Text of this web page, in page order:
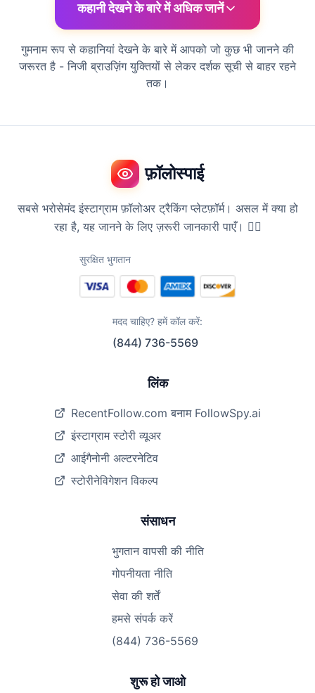
कहानी देखने के बारे में अधिक जानें
गुमनाम रूप से कहानियां देखने के बारे में आपको जो कुछ भी जानने की
जरूरत है - निजी ब्राउज़िंग युक्तियों से लेकर दर्शक सूची से बाहर रहने
तक।
फ़ॉलोस्पाई
सबसे भरोसेमंद इंस्टाग्राम फ़ॉलोअर ट्रैकिंग प्लेटफ़ॉर्म। असल में क्या हो
रहा है, यह जानने के लिए ज़रूरी जानकारी पाएँ। 🕵️‍♀️
सुरक्षित भुगतान
मदद चाहिए? हमें कॉल करें:
(844) 736-5569
लिंक
RecentFollow.com बनाम FollowSpy.ai
इंस्टाग्राम स्टोरी व्यूअर
आईगैनोनी अल्टरनेटिव
स्टोरीनेविगेशन विकल्प
संसाधन
भुगतान वापसी की नीति
गोपनीयता नीति
सेवा की शर्तें
हमसे संपर्क करें
(844) 736-5569
शुरू हो जाओ